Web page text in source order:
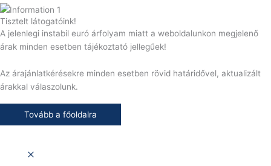
Tisztelt látogatóink!
A jelenlegi instabil euró árfolyam miatt a weboldalunkon megjelenő
árak minden esetben tájékoztató jellegűek!
Az árajánlatkérésekre minden esetben rövid határidővel, aktualizált
árakkal válaszolunk.
Tovább a főoldalra